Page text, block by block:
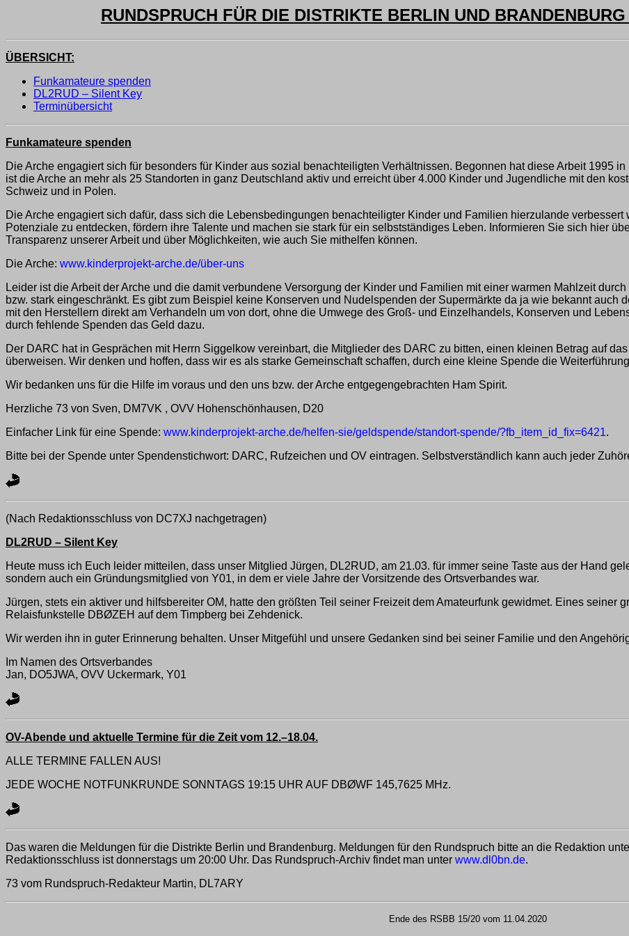
RUNDSPRUCH FÜR DIE DISTRIKTE BERLIN UND
ÜBERSICHT:
Funkamateure spenden
DL2RUD – Silent Key
Terminübersicht
Funkamateure spenden
Die Arche engagiert sich für besonders für Kinder aus sozial benachteiligten Verhältnissen. Begonnen hat diese Arbeit 1995
ist die Arche an mehr als 25 Standorten in ganz Deutschland aktiv und erreicht über 4.000 Kinder und Jugendliche mit den
Schweiz und in Polen.
Die Arche engagiert sich dafür, dass sich die Lebensbedingungen benachteiligter Kinder und Familien hierzulande
Potenziale zu entdecken, fördern ihre Talente und machen sie stark für ein selbstständiges Leben. Informieren Sie sich hier
Transparenz unserer Arbeit und über Möglichkeiten, wie auch Sie mithelfen können.
Die Arche: www.kinderprojekt-arche.de/über-uns
Leider ist die Arbeit der Arche und die damit verbundene Versorgung der Kinder und Familien mit einer warmen Mahlzeit
bzw. stark eingeschränkt. Es gibt zum Beispiel keine Konserven und Nudelspenden der Supermärkte da ja wie bekannt auch
mit den Herstellern direkt am Verhandeln um von dort, ohne die Umwege des Groß- und Einzelhandels, Konserven und
durch fehlende Spenden das Geld dazu.
Der DARC hat in Gesprächen mit Herrn Siggelkow vereinbart, die Mitglieder des DARC zu bitten, einen kleinen Betrag auf
überweisen. Wir denken und hoffen, dass wir es als starke Gemeinschaft schaffen, durch eine kleine Spende die
Wir bedanken uns für die Hilfe im voraus und den uns bzw. der Arche entgegengebrachten Ham Spirit.
Herzliche 73 von Sven, DM7VK , OVV Hohenschönhausen, D20
Einfacher Link für eine Spende: www.kinderprojekt-arche.de/helfen-sie/geldspende/standort-spende/?fb_item_id_fix=6421.
Bitte bei der Spende unter Spendenstichwort: DARC, Rufzeichen und OV eintragen. Selbstverständlich kann auch jeder
(Nach Redaktionsschluss von DC7XJ nachgetragen)
DL2RUD – Silent Key
Heute muss ich Euch leider mitteilen, dass unser Mitglied Jürgen, DL2RUD, am 21.03. für immer seine Taste aus der Hand
sondern auch ein Gründungsmitglied von Y01, in dem er viele Jahre der Vorsitzende des Ortsverbandes war.
Jürgen, stets ein aktiver und hilfsbereiter OM, hatte den größten Teil seiner Freizeit dem Amateurfunk gewidmet. Eines seiner
Relaisfunkstelle DBØZEH auf dem Timpberg bei Zehdenick.
Wir werden ihn in guter Erinnerung behalten. Unser Mitgefühl und unsere Gedanken sind bei seiner Familie und den
Im Namen des Ortsverbandes
Jan, DO5JWA, OVV Uckermark, Y01
OV-Abende und aktuelle Termine für die Zeit vom 12.–18.04.
ALLE TERMINE FALLEN AUS!
JEDE WOCHE NOTFUNKRUNDE SONNTAGS 19:15 UHR AUF DBØWF 145,7625 MHz.
Das waren die Meldungen für die Distrikte Berlin und Brandenburg. Meldungen für den Rundspruch bitte an die Redaktion
Redaktionsschluss ist donnerstags um 20:00 Uhr. Das Rundspruch-Archiv findet man unter www.dl0bn.de.
73 vom Rundspruch-Redakteur Martin, DL7ARY
Ende des RSBB 15/20 vom 11.04.2020